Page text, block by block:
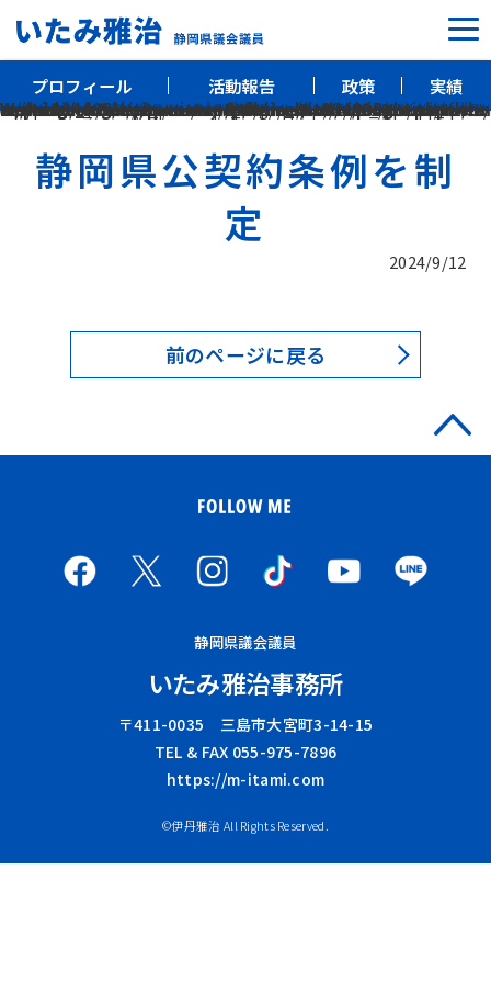
プロフィール 活動報告 政策 実績
プロフィール
活動報告
いたみ雅治事務所
〒411-0035 三島市大宮町3-14-15
https://m-itami.com
Warning
: include(/home/xs804405/m-itami.com/public_html/wp-content/themes/itami/ic_htitle.php): Failed to open stream: No such file or directory in
/home/xs804405/m-itami.com/public_html/wp-content/themes/itami/single.php
on line4
Warning
: include(): Failed opening '/home/xs804405/m-itami.com/public_html/wp-content/themes/itami/ic_htitle.php' for inclusion (include_path='.:/opt/php-8.1.34/data/pear') in
/home/xs804405/m-itami.com/public_html/wp-content/themes/itami/single.phpon line4
静岡県公契約条例を制
定
2024/9/12
前のページに戻る
静岡県議会議員
いたみ雅治事務所
〒411-0035 三島市大宮町3-14-15
TEL & FAX 055-975-7896
https://m-itami.com
©伊丹雅治 All Rights Reserved.